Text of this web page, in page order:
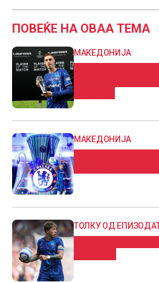
ПОВЕЌЕ НА ОВАА ТЕМА
МАКЕДОНИЈА
меч од
МАКЕДОНИЈА
Челси ја освои
ТОЛКУ ОД